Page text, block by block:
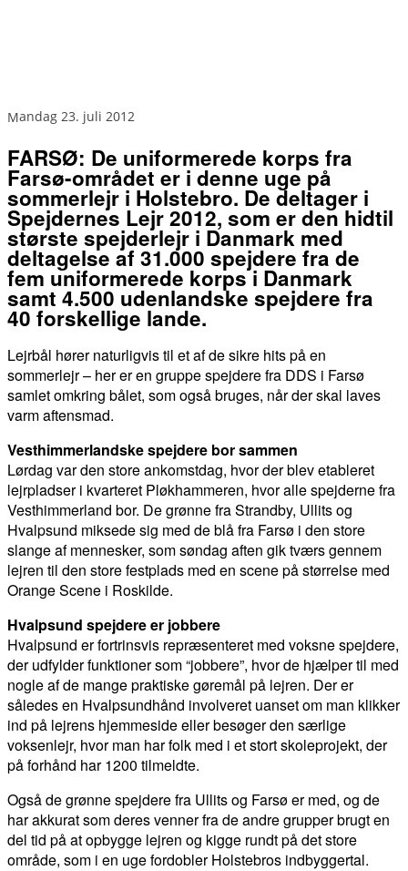
mandag 23. juli 2012
FARSØ: De uniformerede korps fra
Farsø-området er i denne uge på
sommerlejr i Holstebro. De deltager i
Spejdernes Lejr 2012, som er den hidtil
største spejderlejr i Danmark med
deltagelse af 31.000 spejdere fra de
fem uniformerede korps i Danmark
samt 4.500 udenlandske spejdere fra
40 forskellige lande.
Lejrbål hører naturligvis til et af de sikre hits på en
sommerlejr – her er en gruppe spejdere fra DDS i Farsø
samlet omkring bålet, som også bruges, når der skal laves
varm aftensmad.
Vesthimmerlandske spejdere bor sammen
Lørdag var den store ankomstdag, hvor der blev etableret
lejrpladser i kvarteret Pløkhammeren, hvor alle spejderne fra
Vesthimmerland bor. De grønne fra Strandby, Ullits og
Hvalpsund miksede sig med de blå fra Farsø i den store
slange af mennesker, som søndag aften gik tværs gennem
lejren til den store festplads med en scene på størrelse med
Orange Scene i Roskilde.
Hvalpsund spejdere er jobbere
Hvalpsund er fortrinsvis repræsenteret med voksne spejdere,
der udfylder funktioner som “jobbere”, hvor de hjælper til med
nogle af de mange praktiske gøremål på lejren. Der er
således en Hvalpsundhånd involveret uanset om man klikker
ind på lejrens hjemmeside eller besøger den særlige
voksenlejr, hvor man har folk med i et stort skoleprojekt, der
på forhånd har 1200 tilmeldte.
Også de grønne spejdere fra Ullits og Farsø er med, og de
har akkurat som deres venner fra de andre grupper brugt en
del tid på at opbygge lejren og kigge rundt på det store
område, som i en uge fordobler Holstebros indbyggertal.